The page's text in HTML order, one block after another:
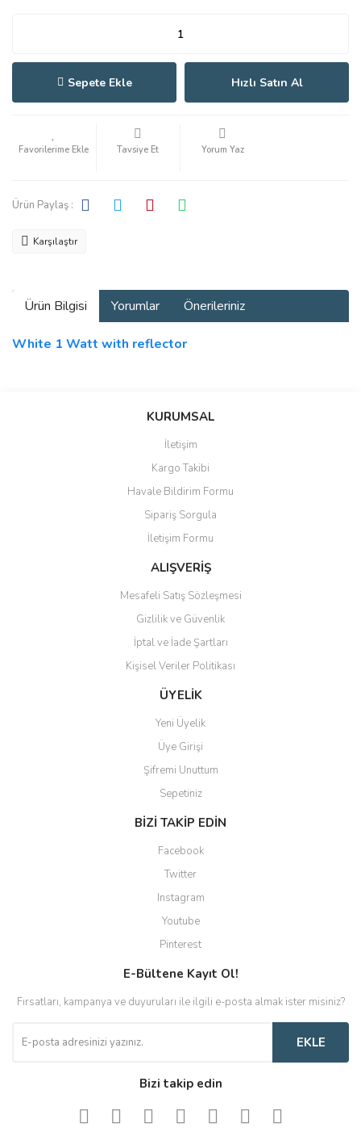
Sepete Ekle Hızlı Satın Al
Tavsiye Et Yorum Yaz
Ürün Paylaş :
Karşılaştır
Ürün Bilgisi Yorumlar Önerileriniz
White 1 Watt with reflector
Bu ürüne ilk yorumu siz yapın!
Yorum Yaz
Ürün resmi kalitesiz, bozuk veya görüntülenemiyor.
Ürün açıklamasında eksik bilgiler bulunuyor.
Ürün bilgilerinde hatalar bulunuyor.
Ürün fiyatı diğer sitelerden daha pahalı.
Bu ürüne benzer farklı alternatifler olmalı.
Gönder
KURUMSAL
İletişim
Kargo Takibi
Havale Bildirim Formu
Sipariş Sorgula
İletişim Formu
ALIŞVERİŞ
Mesafeli Satış Sözleşmesi
Gizlilik ve Güvenlik
İptal ve İade Şartları
Kişisel Veriler Politikası
ÜYELİK
Yeni Üyelik
Üye Girişi
Şifremi Unuttum
Sepetiniz
BİZİ TAKİP EDİN
Facebook
Twitter
Instagram
Youtube
Pinterest
E-Bültene Kayıt Ol!
Fırsatları, kampanya ve duyuruları ile ilgili e-posta almak ister misiniz?
EKLE
Bizi takip edin